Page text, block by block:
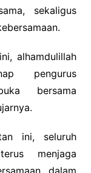
sekaligus
alhamdulillah
pengurus
bersama
ini, seluruh
menjaga